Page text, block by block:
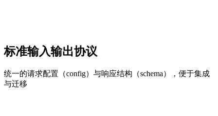
标准输入输出协议
统一的请求配置（config）与响应结构（schema），便于集成
与迁移